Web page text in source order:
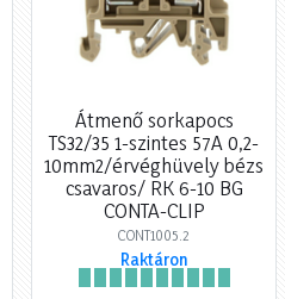
Átmenő sorkapocs
TS32/35 1-szintes 57A 0,2-
10mm2/érvéghüvely bézs
csavaros/ RK 6-10 BG
CONTA-CLIP
CONT1005.2
Raktáron